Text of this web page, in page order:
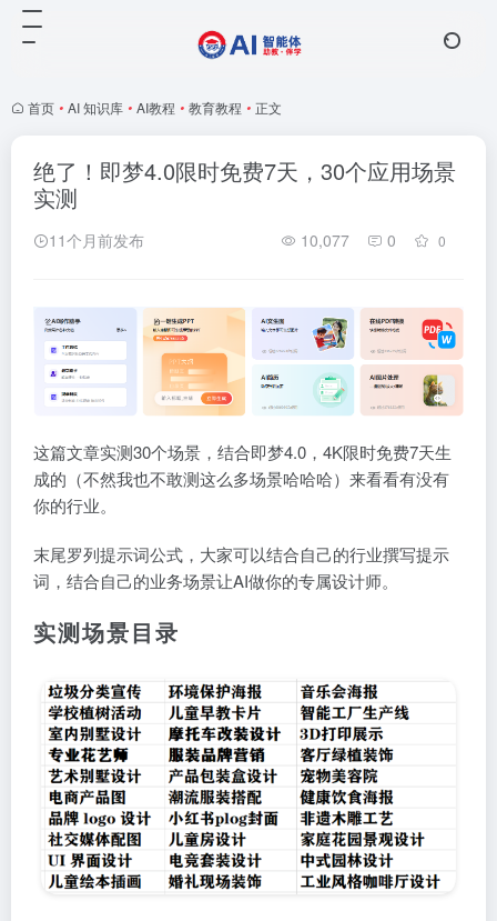
首页 • AI 知识库 • AI教程 • 教育教程 • 正文
绝了！即梦4.0限时免费7天，30个应用场景
实测
11个月前发布 10,077 0 0
这篇文章实测30个场景，结合即梦4.0，4K限时免费7天生
成的（不然我也不敢测这么多场景哈哈哈）来看看有没有
你的行业。
末尾罗列提示词公式，大家可以结合自己的行业撰写提示
词，结合自己的业务场景让AI做你的专属设计师。
实测场景目录